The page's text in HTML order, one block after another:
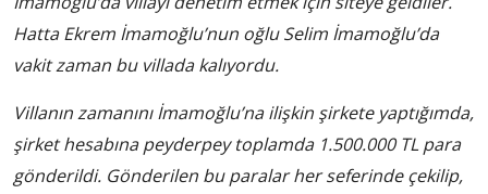
Hatta Ekrem İmamoğlu’nun oğlu Selim İmamoğlu’da
vakit zaman bu villada kalıyordu.
Villanın zamanını İmamoğlu’na ilişkin şirkete yaptığımda,
şirket hesabına peyderpey toplamda 1.500.000 TL para
gönderildi. Gönderilen bu paralar her seferinde çekilip,